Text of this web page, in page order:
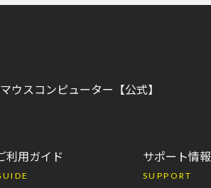
ウスコンピューター【公式】
利用ガイド サポート情報
SUPPORT